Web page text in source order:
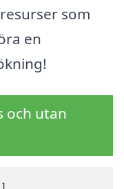
som
en
och utan